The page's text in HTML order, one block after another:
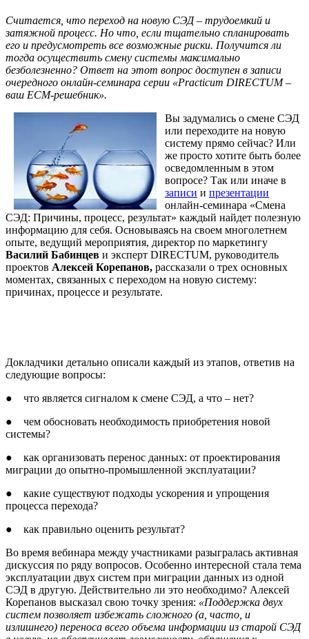
Считается, что переход на новую СЭД – трудоемкий и
затяжной процесс. Но что, если тщательно спланировать
его и предусмотреть все возможные риски. Получится ли
тогда осуществить смену системы максимально
безболезненно? Ответ на этот вопрос доступен в записи
очередного онлайн-семинара серии «Practicum DIRECTUM –
ваш ECM-решебник».
Вы задумались о смене СЭД
или переходите на новую
систему прямо сейчас? Или
же просто хотите быть более
осведомленным в этом
вопросе? Так или иначе в
записи и презентации
онлайн-семинара «Смена
СЭД: Причины, процесс, результат» каждый найдет полезную
информацию для себя. Основываясь на своем многолетнем
опыте, ведущий мероприятия, директор по маркетингу
Василий Бабинцев и эксперт DIRECTUM, руководитель
проектов Алексей Корепанов, рассказали о трех основных
моментах, связанных с переходом на новую систему:
причинах, процессе и результате.
Докладчики детально описали каждый из этапов, ответив на
следующие вопросы:
● что является сигналом к смене СЭД, а что – нет?
● чем обосновать необходимость приобретения новой
системы?
● как организовать перенос данных: от проектирования
миграции до опытно-промышленной эксплуатации?
● какие существуют подходы ускорения и упрощения
процесса перехода?
● как правильно оценить результат?
Во время вебинара между участниками разыгралась активная
дискуссия по ряду вопросов. Особенно интересной стала тема
эксплуатации двух систем при миграции данных из одной
СЭД в другую. Действительно ли это необходимо? Алексей
Корепанов высказал свою точку зрения: «Поддержка двух
систем позволяет избежать сложного (а, часто, и
излишнего) переноса всего объема информации из старой СЭД